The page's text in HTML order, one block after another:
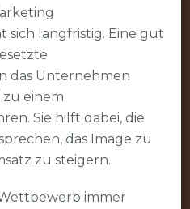
langfristig. Eine gut
das Unternehmen
einem
Sie hilft dabei, die
das Image zu
zu steigern.
immer